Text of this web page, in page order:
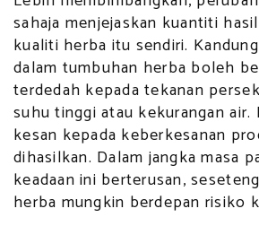
sahaja menjejaskan kuantiti
kualiti herba itu sendiri.
dalam tumbuhan herba boleh
terdedah kepada tekanan
suhu tinggi atau kekurangan air.
kesan kepada keberkesanan
dihasilkan. Dalam jangka masa
keadaan ini berterusan,
herba mungkin berdepan risiko